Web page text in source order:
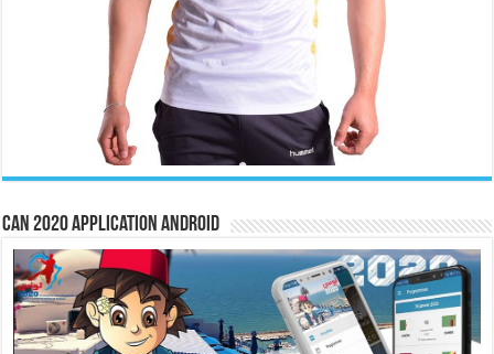
CAN 2020 Application Android